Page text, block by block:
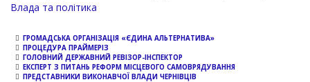
Влада та політика
ГРОМАДСЬКА ОРГАНІЗАЦІЯ «ЄДИНА АЛЬТЕРНАТИВА»
ПРОЦЕДУРА ПРАЙМЕРІЗ
ГОЛОВНИЙ ДЕРЖАВНИЙ РЕВІЗОР-ІНСПЕКТОР
ЕКСПЕРТ З ПИТАНЬ РЕФОРМ МІСЦЕВОГО САМОВРЯДУВАННЯ
ПРЕДСТАВНИКИ ВИКОНАВЧОЇ ВЛАДИ ЧЕРНІВЦІВ